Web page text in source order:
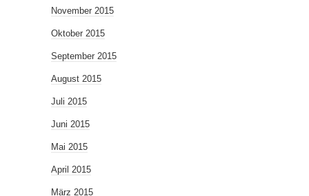
November 2015
Oktober 2015
September 2015
August 2015
Juli 2015
Juni 2015
Mai 2015
April 2015
März 2015